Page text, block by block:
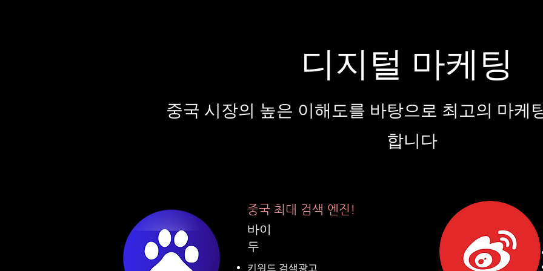
디지털 마케팅
중국 시장의 높은 이해도를 바탕으로 최고의 마케
합니다
중국 최대 검색 엔진!
바이
두
키워드 검색광고